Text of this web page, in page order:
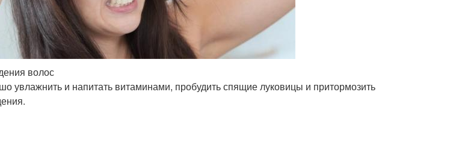
волос
увлажнить и напитать витаминами, пробудить спящие луковицы и притормозить